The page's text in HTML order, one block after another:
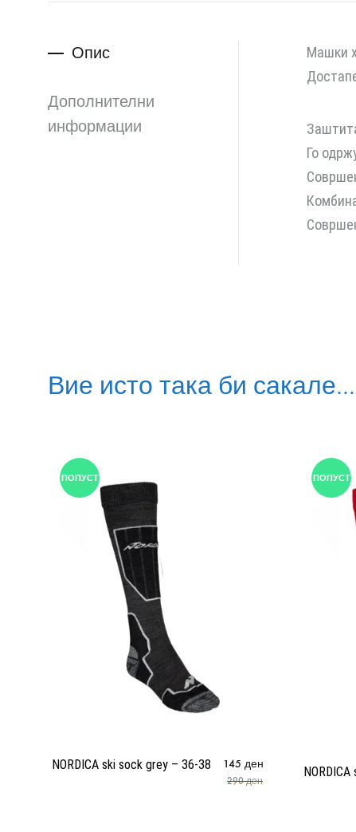
Опис
Дополнителни
информации
Машки
Го
Вие исто така би сакале…
ПОПУСТ
NORDICA ski sock grey – 36-38 145 ден
290ден
ПОПУСТ